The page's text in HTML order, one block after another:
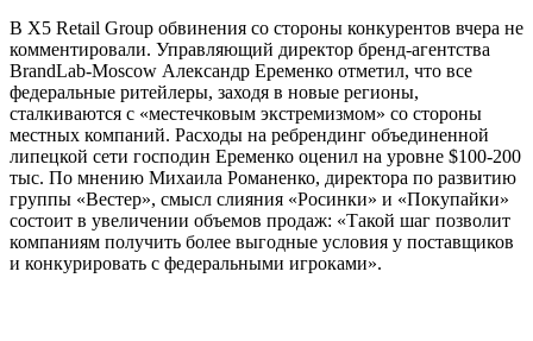
В X5 Retail Group обвинения со стороны конкурентов вчера не
комментировали. Управляющий директор бренд-агентства
BrandLab-Moscow Александр Еременко отметил, что все
федеральные ритейлеры, заходя в новые регионы,
сталкиваются с «местечковым экстремизмом» со стороны
местных компаний. Расходы на ребрендинг объединенной
липецкой сети господин Еременко оценил на уровне $100-200
тыс. По мнению Михаила Романенко, директора по развитию
группы «Вестер», смысл слияния «Росинки» и «Покупайки»
состоит в увеличении объемов продаж: «Такой шаг позволит
компаниям получить более выгодные условия у поставщиков
и конкурировать с федеральными игроками».